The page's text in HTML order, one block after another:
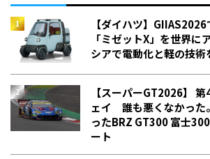
【ダイハツ】GIIAS2026
「ミゼットX」を世界
シアで電動化と軽の技術
【スーパーGT2026】
ェイ 誰も悪くなかった
った――BRZ GT300 富士
ート